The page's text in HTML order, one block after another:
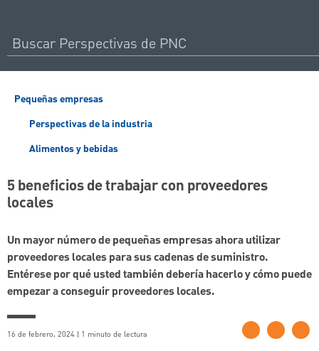
Pequeñas empresas
Perspectivas de la industria
Alimentos y bebidas
5 beneficios de trabajar con proveedores
locales
Un mayor número de pequeñas empresas ahora utilizar
proveedores locales para sus cadenas de suministro.
Entérese por qué usted también debería hacerlo y cómo puede
empezar a conseguir proveedores locales.
16 de febrero, 2024 | 1 minuto de lectura